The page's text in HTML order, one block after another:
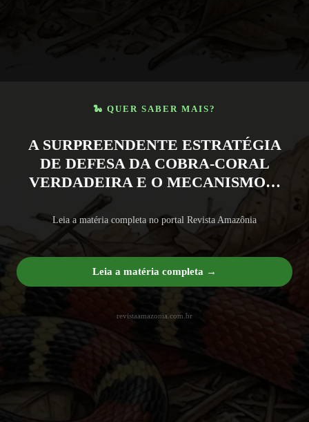
🐍 QUER SABER MAIS?
A SURPREENDENTE ESTRATÉGIA
DE DEFESA DA COBRA-CORAL
VERDADEIRA E O MECANISMO…
Leia a matéria completa no portal Revista Amazônia
Leia a matéria completa →
revistaamazonia.com.br